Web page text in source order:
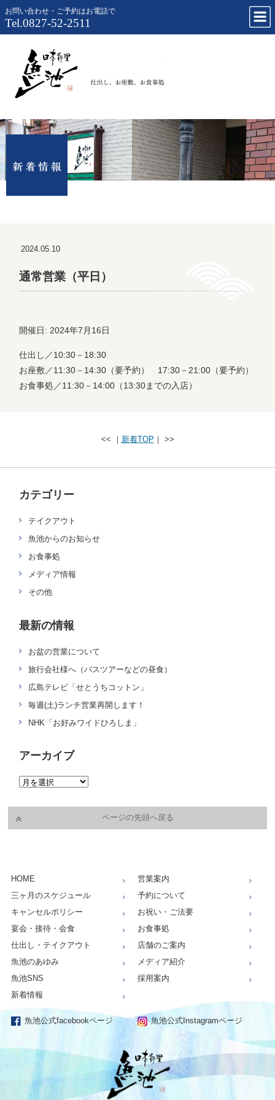
お問い合わせ・ご予約はお電話で
Tel.0827-52-2511
2024.05.10
通常営業（平日）
開催日: 2024年7月16日
仕出し／10:30－18:30
お座敷／11:30－14:30（要予約） 17:30－21:00（要予約）
お食事処／11:30－14:00（13:30までの入店）
<< ｜ 新着TOP ｜ >>
カテゴリー
テイクアウト
魚池からのお知らせ
お食事処
メディア情報
その他
最新の情報
お盆の営業について
旅行会社様へ（バスツアーなどの昼食）
広島テレビ「せとうちコットン」
毎週(土)ランチ営業再開します！
NHK「お好みワイドひろしま」
アーカイブ
ページの先頭へ戻る
HOME
営業案内
三ヶ月のスケジュール
予約について
キャンセルポリシー
お祝い・ご法要
宴会・接待・会食
お食事処
仕出し・テイクアウト
店舗のご案内
魚池のあゆみ
メディア紹介
魚池SNS
採用案内
新着情報
魚池公式facebookページ 魚池公式Instagramページ
仕出し、お